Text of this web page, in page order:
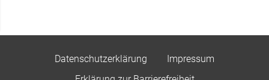
Datenschutzerklärung
Impressum